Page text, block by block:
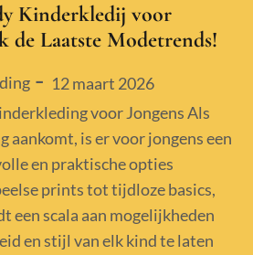
Kinderkledij voor
de Laatste Modetrends!
Posted
on
12 maart 2026
voor Jongens Als
aankomt, is er voor jongens een
en praktische opties
prints tot tijdloze basics,
een scala aan mogelijkheden
en stijl van elk kind te laten